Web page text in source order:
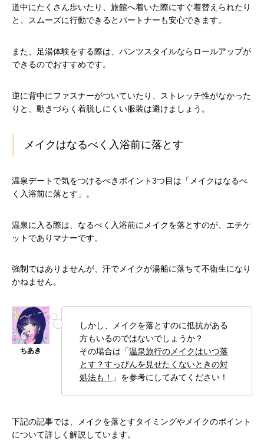
道中にたくさん歩いたり、旅館へ着いた際にすぐ着替えられたり
と、スムーズに行動できるとパートナーも安心できます。
また、足湯体験をする際は、パンツスタイルならロールアップが
できるのでおすすめです。
逆に背中にファスナーがついていたり、ストレッチ性がなかった
りと、動きづらく着脱しにくい服装は避けましょう。
メイクはなるべく入浴前に落とす
温泉デートで気をつけるべきポイント3つ目は「メイクはなるべ
く入浴前に落とす」。
温泉に入る際は、なるべく入浴前にメイクを落とすのが、エチケ
ットでありマナーです。
強制ではありませんが、汗でメイクが湯船に落ちて不衛生になり
かねません。
しかし、メイクを落とすのに抵抗がある
方もいるのではないでしょうか？
その場合は「温泉旅行のメイクはいつ落
とす？すっぴんを見せたくないときの対
処法も！
」を参考にしてみてください！
下記の記事では、メイクを落とすタイミングやメイクのポイント
について詳しく解説しています。